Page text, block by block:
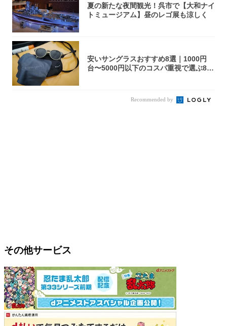
夏の新たな夜間観光！呉市で【大和ナイ
トミュージアム】昼のレゴ展も涼しく
安いサングラスおすすめ8選｜1000円
台〜5000円以下のコスパ重視で選ぶ8本
Recommended by
その他サービス